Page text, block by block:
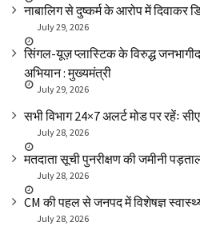
नाबालिग से दुष्कर्म के आरोप में दिवाकर
July 29, 2026
सिंगल-यूज़ प्लास्टिक के विरुद्ध
अभियान : मुख्यमंत्री
July 29, 2026
सभी विभाग 24×7 अलर्ट मोड पर रहेंः
July 28, 2026
मतदाता सूची पुनरीक्षण की जमीनी
July 28, 2026
CM की पहल से जनपद में विशेषज्ञ
July 28, 2026